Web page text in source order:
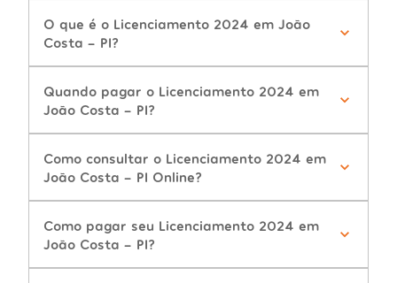
O que é o Licenciamento 2024 em João
Costa - PI?
Quando pagar o Licenciamento 2024 em
João Costa - PI?
Como consultar o Licenciamento 2024 em
João Costa - PI Online?
Como pagar seu Licenciamento 2024 em
João Costa - PI?